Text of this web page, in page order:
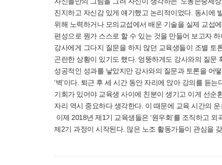
진지하고 자신감 있게 얘기했고 논리적이었다. 동시에
위해 노력하거나 모의교섭에서 배운 기술을 실제 교섭
편성으로 뭔가 스스로 할 수 있는 것을 만들어 보고자
강사에게 그다지 질문을 하지 않던 교육생들이 조별
곤란한 상황이 있기도 했다. 엉뚱하게도 강사와의 질
성공적인 성과를 낳았지만 강사와의 질문과 토론을 어
‘벽’이다. 퇴근 후 세 시간 동안 자리에 앉아 강의를 듣
기회가 있어야 교육생 사이에 친분이 생기고 이게 선순
자리 역시 중요하다 생각한다. 이 때문에 교육 시간의
이제 2018년 제1기 교육생들은 ‘원우회’를 조직하고
제2기 과정이 시작된다. 많은 노조 활동가들이 관심을